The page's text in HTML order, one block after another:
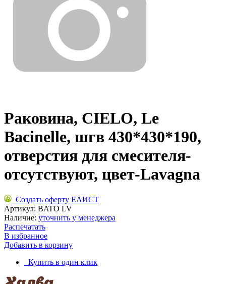
Раковина, CIELO, Le
Bacinelle, шгв 430*430*190,
отверстия для смесителя-
отсутствуют, цвет-Lavagna
Создать оферту ЕАИСТ
Артикул: BATO LV
Наличие: уточнить у менеджера
Распечатать
В избранное
Добавить в корзину
Купить в один клик